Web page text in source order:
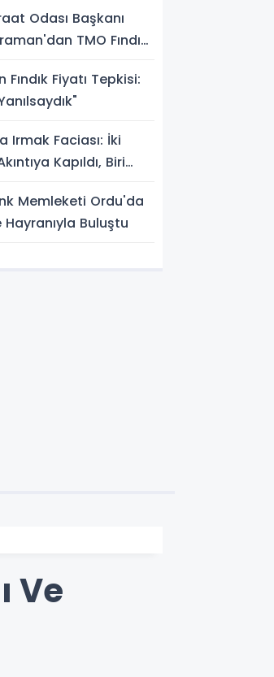
Odası Başkanı
TMO Fındık
Fındık Fiyatı Tepkisi:
Irmak Faciası: İki
Kapıldı, Biri
Memleketi Ordu'da
Hayranıyla Buluştu
Ve